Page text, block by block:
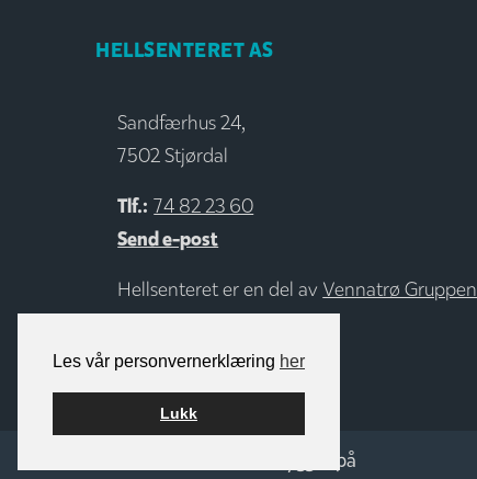
Les vår personvernerklæring her
Lukk
HELLSENTERET AS
Sandfærhus 24,
7502 Stjørdal
Tlf.: 74 82 23 60
Send e-post
Hellsenteret er en del av Vennatrø Gruppen
Bygget på